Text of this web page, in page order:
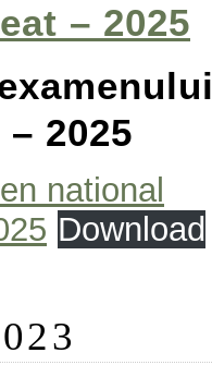
– 2025
2025
national
Download